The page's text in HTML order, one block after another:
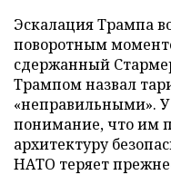
Эскалация Трампа
поворотным
сдержанный
Трампом назвал
«неправильными».
понимание, что им
архитектуру
НАТО теряет